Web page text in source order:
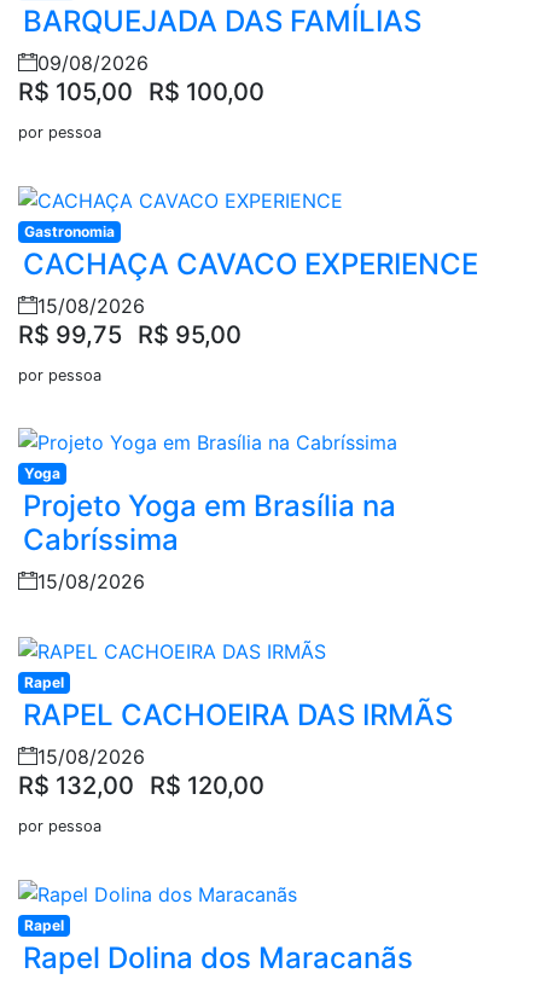
BARQUEJADA DAS FAMÍLIAS
09/08/2026
R$ 105,00 R$ 100,00
por pessoa
Gastronomia
CACHAÇA CAVACO EXPERIENCE
15/08/2026
R$ 99,75 R$ 95,00
por pessoa
Yoga
Projeto Yoga em Brasília na
Cabríssima
15/08/2026
Rapel
RAPEL CACHOEIRA DAS IRMÃS
15/08/2026
R$ 132,00 R$ 120,00
por pessoa
Rapel
Rapel Dolina dos Maracanãs